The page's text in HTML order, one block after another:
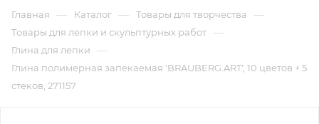
Главная — Каталог — Товары для творчества —
Товары для лепки и скульптурных работ —
Глина для лепки —
Глина полимерная запекаемая 'BRAUBERG.ART', 10 цветов + 5
стеков, 271157